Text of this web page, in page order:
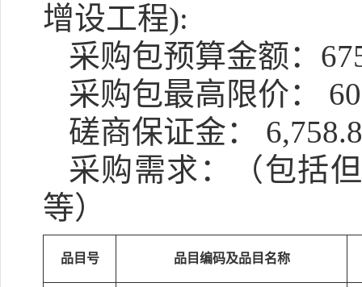
增设工程):
采购包预算金额：
采购包最高限价：
磋商保证金：
采购需求：（包括
等）
品目号 品目编码及品目名称